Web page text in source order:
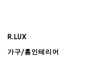
R.LUX
가구/홈인테리어